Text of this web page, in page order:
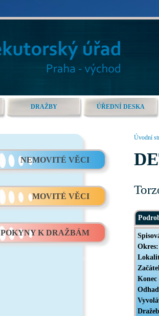
DRAŽBY ÚŘEDNÍ DESKA
NEMOVITÉ VĚCI
MOVITÉ VĚCI
POKYNY K DRAŽBÁM
Úvodní
Okres: